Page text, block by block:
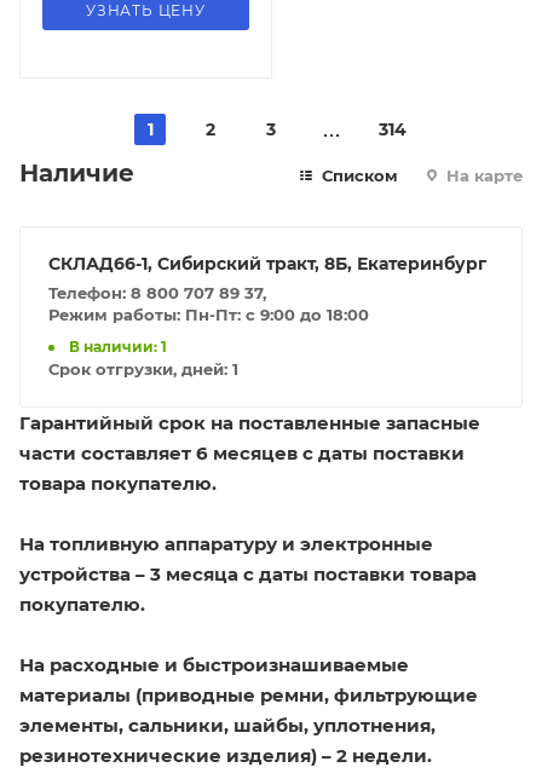
УЗНАТЬ ЦЕНУ
1 2 3 314
Наличие Списком На карте
СКЛАД66-1, Сибирский тракт, 8Б, Екатеринбург
Телефон: 8 800 707 89 37,
Режим работы: Пн-Пт: с 9:00 до 18:00
В наличии: 1
Срок отгрузки, дней: 1
Гарантийный срок на поставленные запасные
части составляет 6 месяцев с даты поставки
товара покупателю.
На топливную аппаратуру и электронные
устройства – 3 месяца с даты поставки товара
покупателю.
На расходные и быстроизнашиваемые
материалы (приводные ремни, фильтрующие
элементы, сальники, шайбы, уплотнения,
резинотехнические изделия) – 2 недели.